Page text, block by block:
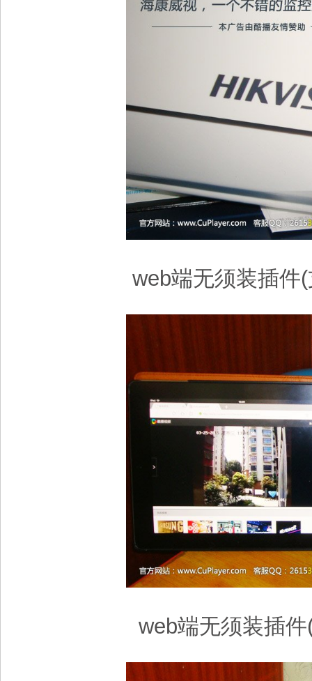
web端无须装插件
web端无须装插